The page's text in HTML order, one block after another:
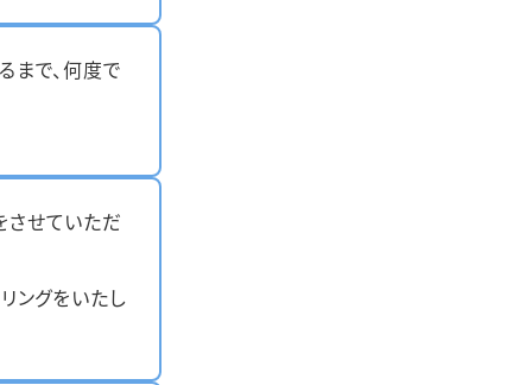
まで、何度で
させていただ
ングをいたし